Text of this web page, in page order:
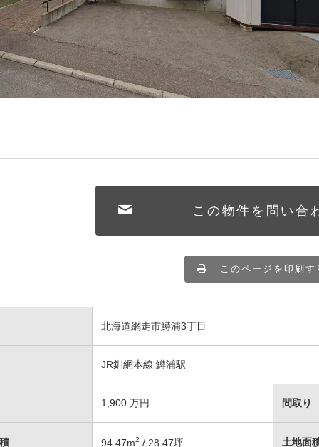
この物件を問い合
このページを印刷す
北海道網走市鱒浦3丁目
JR釧網本線 鱒浦駅
1,900 万円 間取り
94.47m2 / 28.47坪 土地面